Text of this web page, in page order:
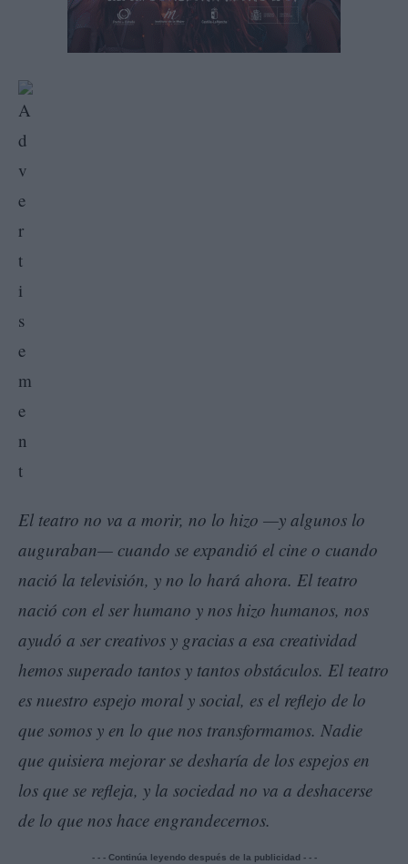
El teatro no va a morir, no lo hizo —y algunos lo
auguraban— cuando se expandió el cine o cuando
nació la televisión, y no lo hará ahora. El teatro
nació con el ser humano y nos hizo humanos, nos
ayudó a ser creativos y gracias a esa creatividad
hemos superado tantos y tantos obstáculos. El teatro
es nuestro espejo moral y social, es el reflejo de lo
que somos y en lo que nos transformamos. Nadie
que quisiera mejorar se desharía de los espejos en
los que se refleja, y la sociedad no va a deshacerse
de lo que nos hace engrandecernos.
- - - Continúa leyendo después de la publicidad - - -